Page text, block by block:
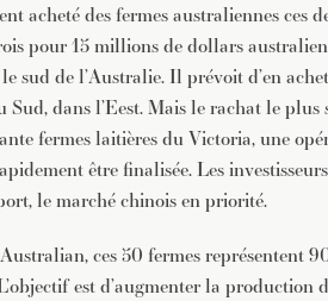
acheté des fermes australiennes ces
pour 15 millions de dollars
sud de l’Australie. Il prévoit d’en
dans l’Eest. Mais le rachat le
fermes laitières du Victoria, une
être finalisée. Les
le marché chinois en priorité.
ces 50 fermes représentent
est d’augmenter la